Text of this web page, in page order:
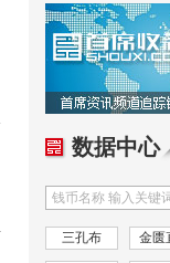
数据中心
三孔布 金匮